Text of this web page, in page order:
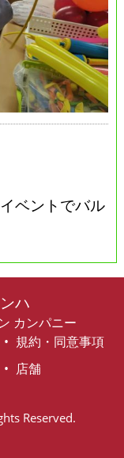
ベントでバル
ハ
カンパニー
規約・同意事項
店舗
Reserved.